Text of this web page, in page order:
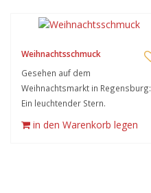
Weihnachtsschmuck
Gesehen auf dem
Weihnachtsmarkt in Regensburg:
Ein leuchtender Stern.
in den Warenkorb legen